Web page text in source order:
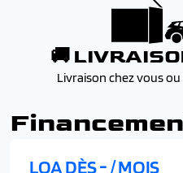
Banquette arrière
Bouton d?appel
Calandre à damier ice black
Caméra de recul
Climatisation automatique
croisement/feux de route)
🚚
Livraison chez vous
LOA DÈS-/ MOIS